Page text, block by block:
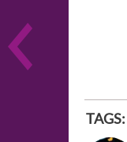
TAGS: